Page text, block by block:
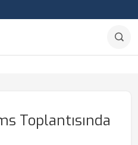
Toplantısında